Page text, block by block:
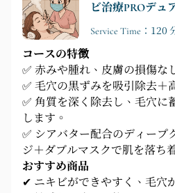
ビ治療PROデュ
Service Time：120
コースの特徴
✅ 赤みや腫れ、皮膚の損傷な
✅ 毛穴の黒ずみを吸引除去＋
✅ 角質を深く除去し、毛穴に
します。
✅ シアバター配合のディープ
ジ＋ダブルマスクで肌を落ち
おすすめ商品
✔ ニキビができやすく、毛穴